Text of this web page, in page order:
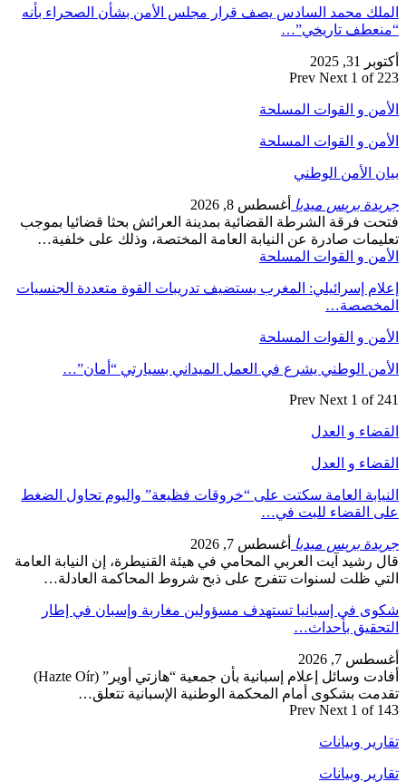
الملك محمد السادس يصف قرار مجلس الأمن بشأن الصحراء بأنه
“منعطف تاريخي”…
أكتوبر 31, 2025
Prev Next 1 of 223
الأمن و القوات المسلحة
الأمن و القوات المسلحة
بيان الأمن الوطني
جريدة بريس ميديا أغسطس 8, 2026
فتحت فرقة الشرطة القضائية بمدينة العرائش بحثا قضائيا بموجب
تعليمات صادرة عن النيابة العامة المختصة، وذلك على خلفية…
الأمن و القوات المسلحة
إعلام إسرائيلي: المغرب يستضيف تدريبات القوة متعددة الجنسيات
المخصصة…
الأمن و القوات المسلحة
الأمن الوطني يشرع في العمل الميداني بسيارتي “أمان”…
Prev Next 1 of 241
القضاء و العدل
القضاء و العدل
النيابة العامة سكتت على “خروقات فظيعة” واليوم تحاول الضغط
على القضاء للبت في…
جريدة بريس ميديا أغسطس 7, 2026
قال رشيد آيت العربي المحامي في هيئة القنيطرة، إن النيابة العامة
التي ظلت لسنوات تتفرج على ذبح شروط المحاكمة العادلة…
شكوى في إسبانيا تستهدف مسؤولين مغاربة وإسبان في إطار
التحقيق بأحداث…
أغسطس 7, 2026
أفادت وسائل إعلام إسبانية بأن جمعية “هازتي أوير” (Hazte Oír)
تقدمت بشكوى أمام المحكمة الوطنية الإسبانية تتعلق…
Prev Next 1 of 143
تقارير وبيانات
تقارير وبيانات